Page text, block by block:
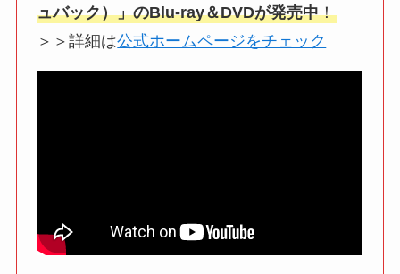
ュバック）」のBlu-ray＆DVDが発売中！
＞＞詳細は公式ホームページをチェック